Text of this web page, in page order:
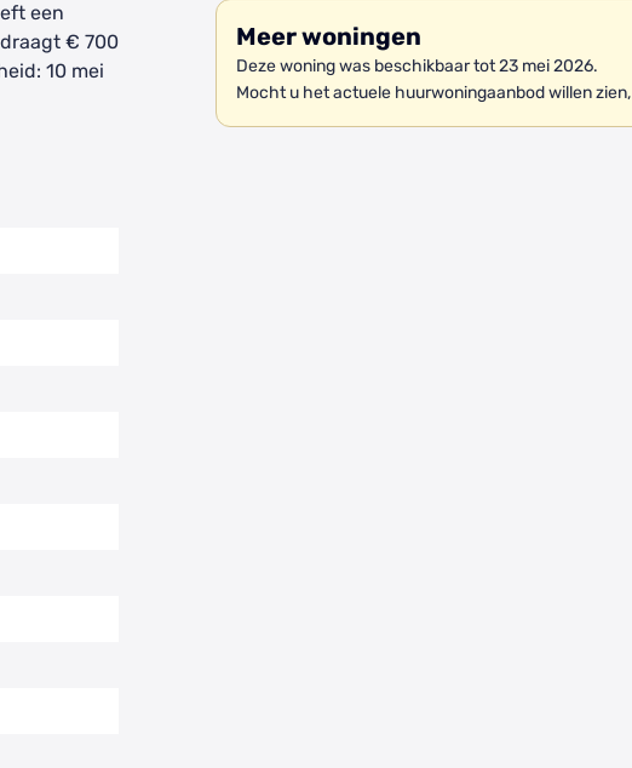
een
€ 700
10 mei
Meer woningen
Deze woning was beschikbaar tot 23 mei 2026.
Mocht u het actuele huurwoningaanbod willen zien,